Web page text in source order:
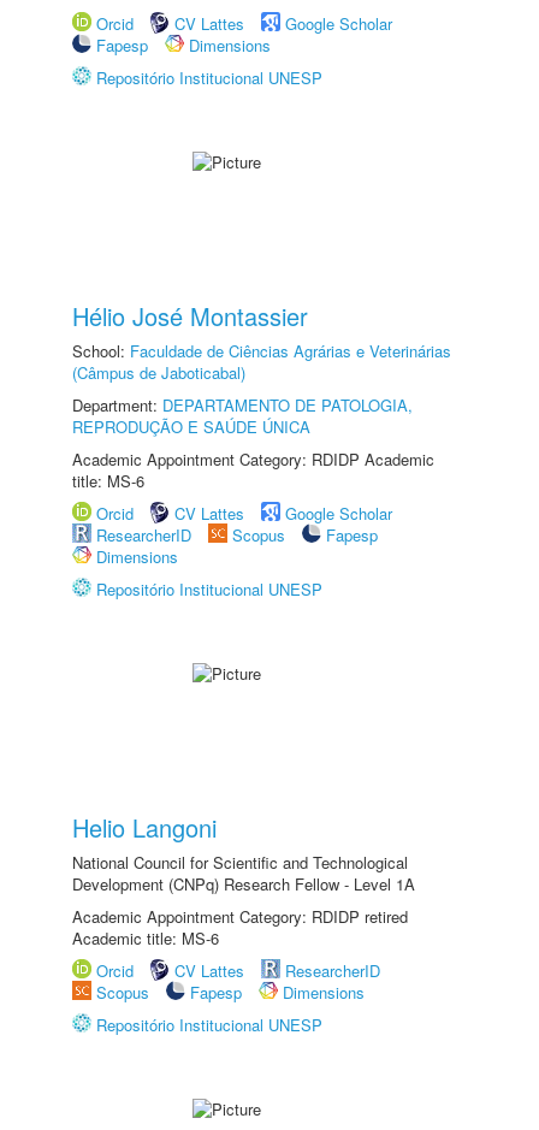
Orcid
CV Lattes
Google Scholar
Fapesp
Dimensions
Repositório Institucional UNESP
Hélio José Montassier
School: Faculdade de Ciências Agrárias e Veterinárias
(Câmpus de Jaboticabal)
Department: DEPARTAMENTO DE PATOLOGIA,
REPRODUÇÃO E SAÚDE ÚNICA
Academic Appointment Category: RDIDP Academic
title: MS-6
Orcid
CV Lattes
Google Scholar
ResearcherID
Scopus
Fapesp
Dimensions
Repositório Institucional UNESP
Helio Langoni
National Council for Scientific and Technological
Development (CNPq) Research Fellow - Level 1A
Academic Appointment Category: RDIDP retired
Academic title: MS-6
Orcid
CV Lattes
ResearcherID
Scopus
Fapesp
Dimensions
Repositório Institucional UNESP